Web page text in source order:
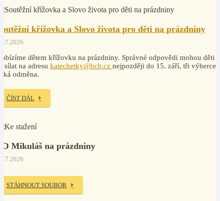
křížovka a Slovo života pro děti na prázdniny
dětem křížovku na prázdniny. Správné odpovědi mohou děti
na adresu katechetky@bcb.cz nejpozději do 15. září, tři výherce
odměna.
ČÍST DÁL
Mikuláš na prázdniny
STÁHNOUT SOUBOR